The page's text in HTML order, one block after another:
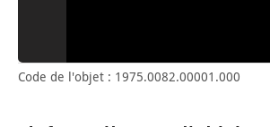
Code de l'objet : 1975.0082.00001.000